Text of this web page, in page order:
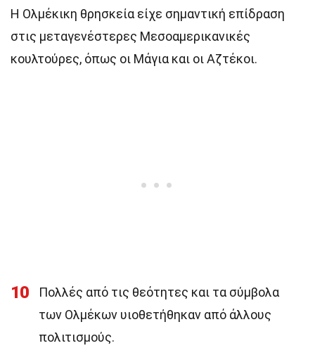
Η Ολμέκικη θρησκεία είχε σημαντική επίδραση
στις μεταγενέστερες Μεσοαμερικανικές
κουλτούρες, όπως οι Μάγια και οι Αζτέκοι.
10
Πολλές από τις θεότητες και τα σύμβολα
των Ολμέκων υιοθετήθηκαν από άλλους
πολιτισμούς.